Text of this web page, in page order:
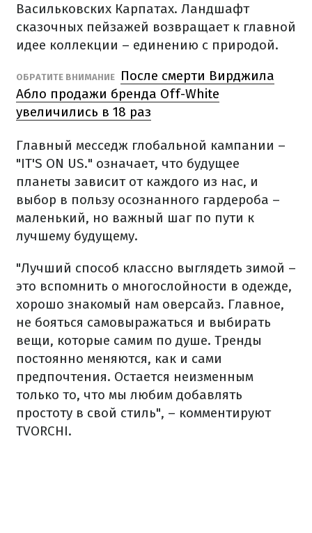
Васильковских Карпатах. Ландшафт
сказочных пейзажей возвращает к главной
идее коллекции – единению с природой.
ОБРАТИТЕ ВНИМАНИЕ
После смерти Вирджила
Абло продажи бренда Off-White
увеличились в 18 раз
Главный месседж глобальной кампании –
"IT'S ON US." означает, что будущее
планеты зависит от каждого из нас, и
выбор в пользу осознанного гардероба –
маленький, но важный шаг по пути к
лучшему будущему.
"Лучший способ классно выглядеть зимой –
это вспомнить о многослойности в одежде,
хорошо знакомый нам оверсайз. Главное,
не бояться самовыражаться и выбирать
вещи, которые самим по душе. Тренды
постоянно меняются, как и сами
предпочтения. Остается неизменным
только то, что мы любим добавлять
простоту в свой стиль", – комментируют
TVORCHI.